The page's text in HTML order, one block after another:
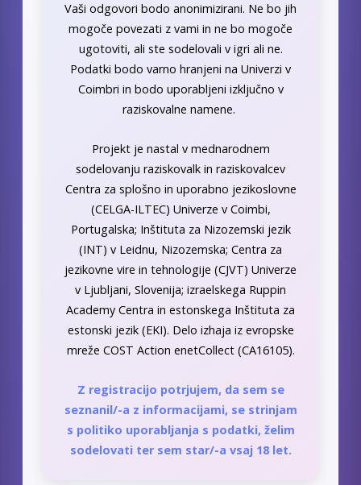
Vaši odgovori bodo anonimizirani. Ne bo jih
mogoče povezati z vami in ne bo mogoče
ugotoviti, ali ste sodelovali v igri ali ne.
Podatki bodo varno hranjeni na Univerzi v
Coimbri in bodo uporabljeni izključno v
raziskovalne namene.
Projekt je nastal v mednarodnem
sodelovanju raziskovalk in raziskovalcev
Centra za splošno in uporabno jezikoslovne
(CELGA-ILTEC) Univerze v Coimbi,
Portugalska; Inštituta za Nizozemski jezik
(INT) v Leidnu, Nizozemska; Centra za
jezikovne vire in tehnologije (CJVT) Univerze
v Ljubljani, Slovenija; izraelskega Ruppin
Academy Centra in estonskega Inštituta za
estonski jezik (EKI). Delo izhaja iz evropske
mreže COST Action enetCollect (CA16105).
Z registracijo potrjujem, da sem se
seznanil/-a z informacijami, se strinjam
s politiko uporabljanja s podatki, želim
sodelovati ter sem star/-a vsaj 18 let.